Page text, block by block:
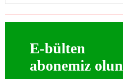
E-bülten
abonemiz olun